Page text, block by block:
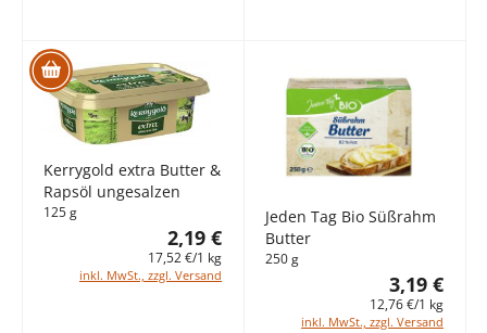
Kerrygold extra Butter &
Rapsöl ungesalzen
125 g
2,19 €
17,52 €/1 kg
inkl. MwSt., zzgl. Versand
Jeden Tag Bio Süßrahm
Butter
250 g
3,19 €
12,76 €/1 kg
inkl. MwSt., zzgl. Versand